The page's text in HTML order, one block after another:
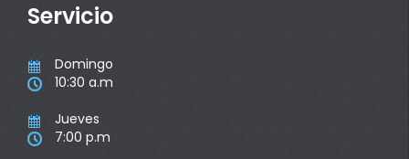
Servicio
 Domingo
 10:30 a.m
 Jueves
 7:00 p.m